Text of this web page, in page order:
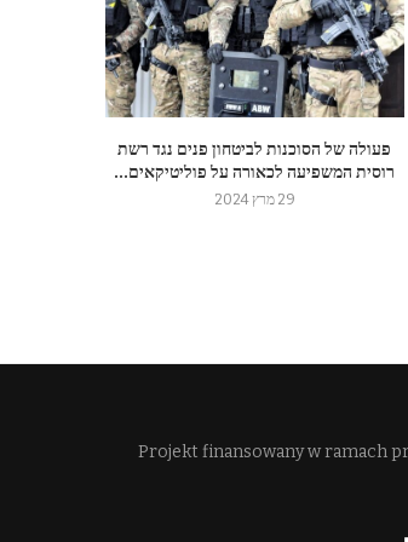
פעולה של הסוכנות לביטחון פנים נגד רשת
רוסית המשפיעה לכאורה על פוליטיקאים...
29 מרץ 2024
Projekt finansowany w ramach